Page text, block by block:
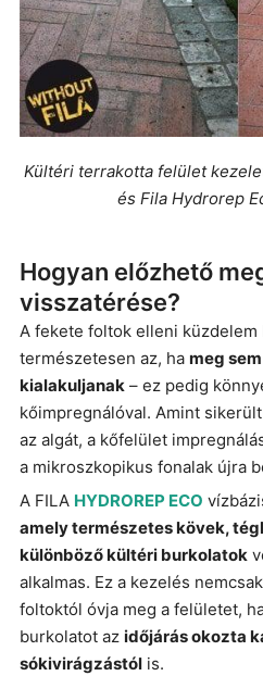
Kültéri terrakotta felület
és Fila Hydrorep
Hogyan előzhető
visszatérése?
A fekete foltok elleni küzdelem
természetesen az, hameg
kialakuljanak – ez pedig
kőimpregnálóval. Amint
az algát, a kőfelület
a mikroszkopikus fonalak újra
A FILA HYDROREP ECO
amely természetes kövek,
különböző kültéri burkolatok
alkalmas. Ez a kezelés
foltoktól óvja meg a felületet,
burkolatot azidőjárás okozta
sókivirágzástól is.